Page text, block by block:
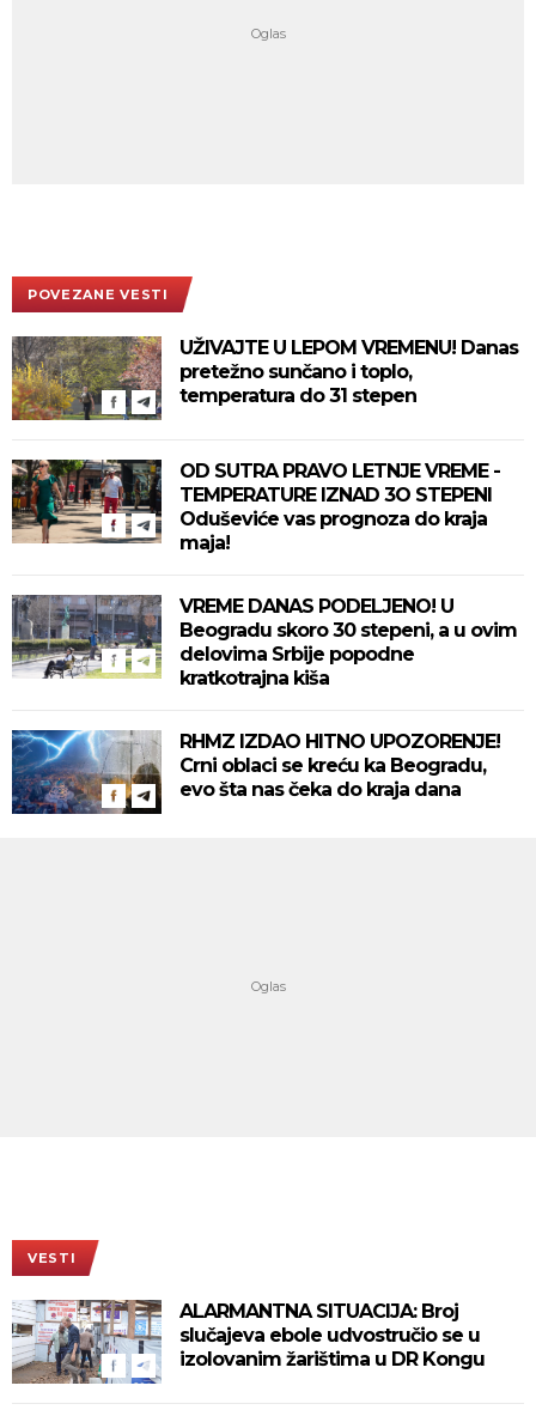
POVEZANE VESTI
UŽIVAJTE U LEPOM VREMENU! Danas
pretežno sunčano i toplo,
temperatura do 31 stepen
OD SUTRA PRAVO LETNJE VREME -
TEMPERATURE IZNAD 3O STEPENI
Oduševiće vas prognoza do kraja
maja!
VREME DANAS PODELJENO! U
Beogradu skoro 30 stepeni, a u ovim
delovima Srbije popodne
kratkotrajna kiša
RHMZ IZDAO HITNO UPOZORENJE!
Crni oblaci se kreću ka Beogradu,
evo šta nas čeka do kraja dana
VESTI
ALARMANTNA SITUACIJA: Broj
slučajeva ebole udvostručio se u
izolovanim žarištima u DR Kongu